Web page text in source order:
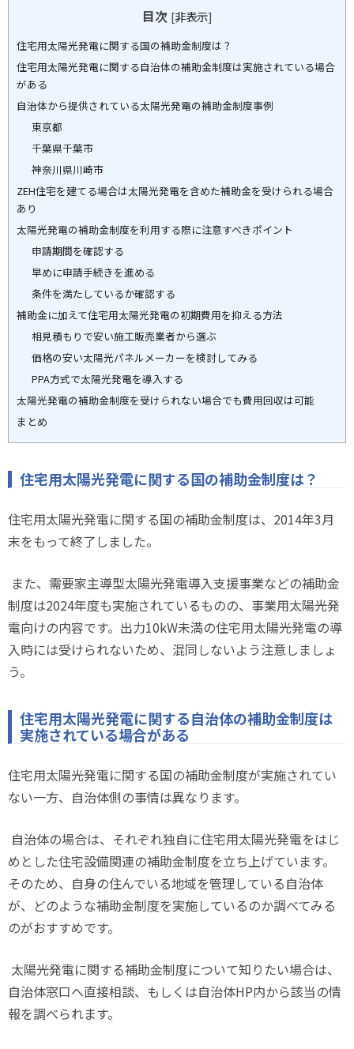
目次 [非表示]
住宅用太陽光発電に関する国の補助金制度は？
住宅用太陽光発電に関する自治体の補助金制度は実施されている場合
がある
自治体から提供されている太陽光発電の補助金制度事例
東京都
千葉県千葉市
神奈川県川崎市
ZEH住宅を建てる場合は太陽光発電を含めた補助金を受けられる場合
あり
太陽光発電の補助金制度を利用する際に注意すべきポイント
申請期間を確認する
早めに申請手続きを進める
条件を満たしているか確認する
補助金に加えて住宅用太陽光発電の初期費用を抑える方法
相見積もりで安い施工販売業者から選ぶ
価格の安い太陽光パネルメーカーを検討してみる
PPA方式で太陽光発電を導入する
太陽光発電の補助金制度を受けられない場合でも費用回収は可能
まとめ
住宅用太陽光発電に関する国の補助金制度は？
住宅用太陽光発電に関する国の補助金制度は、 2014年3月
末をもって終了しました。
また、需要家主導型太陽光発電導入支援事業などの補助金
制度は2024年度も実施されているものの、事業用太陽光発
電向けの内容です。出力10kW未満の住宅用太陽光発電の導
入時には受けられないため、混同しないよう注意しましょ
う。
住宅用太陽光発電に関する自治体の補助金制度は
実施されている場合がある
住宅用太陽光発電に関する国の補助金制度が実施されてい
ない一方、自治体側の事情は異なります。
自治体の場合は、それぞれ独自に住宅用太陽光発電をはじ
めとした住宅設備関連の補助金制度を立ち上げています。
そのため、自身の住んでいる地域を管理している自治体
が、どのような補助金制度を実施しているのか調べてみる
のがおすすめです。
太陽光発電に関する補助金制度について知りたい場合は、
自治体窓口へ直接相談、もしくは自治体HP内から該当の情
報を調べられます。